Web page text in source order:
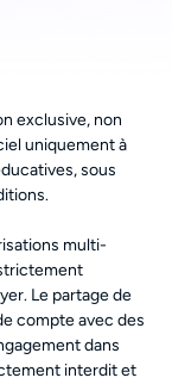
exclusive, non
uniquement à
sous
multi-
Le partage de
compte avec des
dans
interdit et